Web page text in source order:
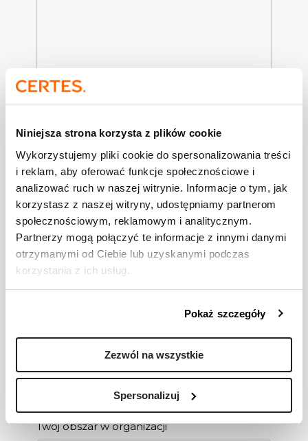
Niniejsza strona korzysta z plików cookie
Wykorzystujemy pliki cookie do spersonalizowania treści
i reklam, aby oferować funkcje społecznościowe i
analizować ruch w naszej witrynie. Informacje o tym, jak
korzystasz z naszej witryny, udostępniamy partnerom
społecznościowym, reklamowym i analitycznym.
Partnerzy mogą połączyć te informacje z innymi danymi
otrzymanymi od Ciebie lub uzyskanymi podczas
korzystania z ich usług.
Pokaż szczegóły
Zezwól na wszystkie
Spersonalizuj
Twoje imię i nazwisko
*Telefon kontaktowy
Adres email
Twój obszar w organizacji